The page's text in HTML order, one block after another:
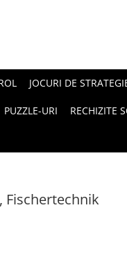
JOCURI DE
PUZZLE-URI RECHIZITE
Fischertechnik